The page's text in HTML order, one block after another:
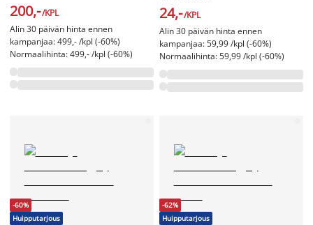
200,-/KPL
Alin 30 päivän hinta ennen
kampanjaa: 499,- /kpl (-60%)
Normaalihinta: 499,- /kpl (-60%)
24,-/KPL
Alin 30 päivän hinta ennen
kampanjaa: 59,99 /kpl (-60%)
Normaalihinta: 59,99 /kpl (-60%)
-60%
Huipputarjous
-62%
Huipputarjous